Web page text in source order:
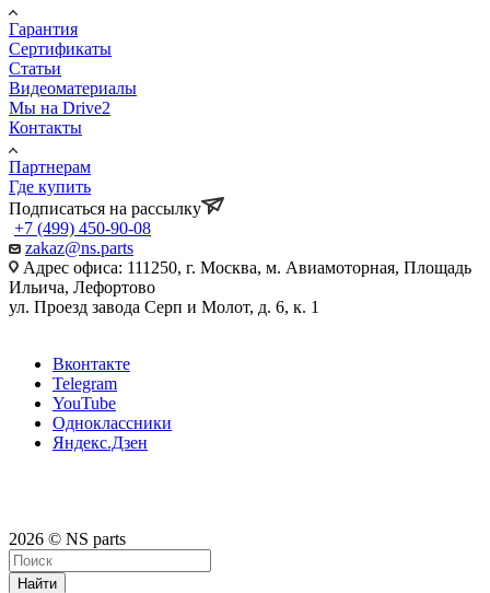
Гарантия
Сертификаты
Статьи
Видеоматериалы
Мы на Drive2
Контакты
Партнерам
Где купить
Подписаться на рассылку
+7 (499) 450-90-08
zakaz@ns.parts
Адрес офиса: 111250, г. Москва, м. Авиамоторная, Площадь
Ильича, Лефортово
ул. Проезд завода Серп и Молот, д. 6, к. 1
Вконтакте
Telegram
YouTube
Одноклассники
Яндекс.Дзен
2026 © NS parts
Найти